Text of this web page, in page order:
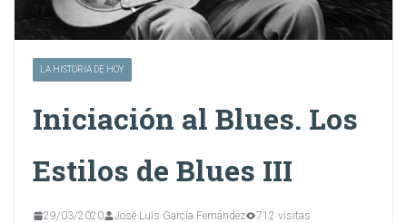
LA HISTORIA DE HOY
Iniciación al Blues. Los
Estilos de Blues III
29/03/2020 José Luis García Fernández 712 visitas